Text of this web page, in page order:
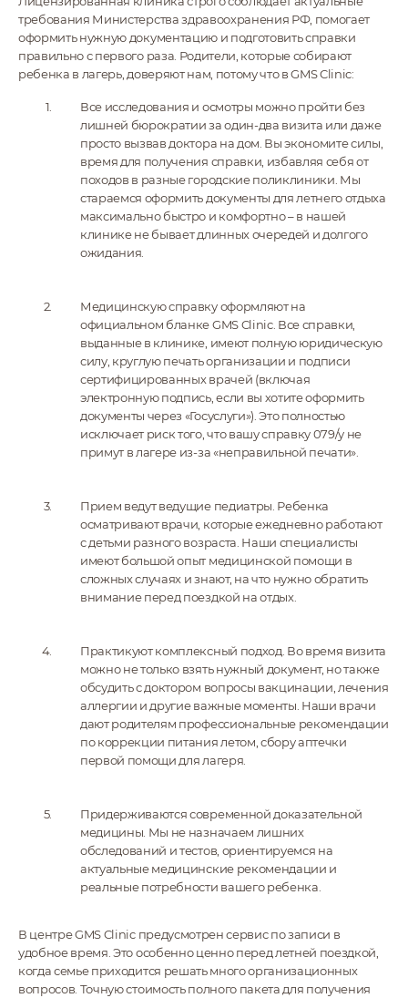
требования Министерства здравоохранения РФ, помогает
оформить нужную документацию и подготовить справки
правильно с первого раза. Родители, которые собирают
ребенка в лагерь, доверяют нам, потому что в GMS Clinic:
Все исследования и осмотры можно пройти без
лишней бюрократии за один-два визита или даже
просто вызвав доктора на дом. Вы экономите силы,
время для получения справки, избавляя себя от
походов в разные городские поликлиники. Мы
стараемся оформить документы для летнего отдыха
максимально быстро и комфортно – в нашей
клинике не бывает длинных очередей и долгого
ожидания.
Медицинскую справку оформляют на
официальном бланке GMS Clinic. Все справки,
выданные в клинике, имеют полную юридическую
силу, круглую печать организации и подписи
сертифицированных врачей (включая
электронную подпись, если вы хотите оформить
документы через «Госуслуги»). Это полностью
исключает риск того, что вашу справку 079/у не
примут в лагере из-за «неправильной печати».
Прием ведут ведущие педиатры. Ребенка
осматривают врачи, которые ежедневно работают
с детьми разного возраста. Наши специалисты
имеют большой опыт медицинской помощи в
сложных случаях и знают, на что нужно обратить
внимание перед поездкой на отдых.
Практикуют комплексный подход. Во время визита
можно не только взять нужный документ, но также
обсудить с доктором вопросы вакцинации, лечения
аллергии и другие важные моменты. Наши врачи
дают родителям профессиональные рекомендации
по коррекции питания летом, сбору аптечки
первой помощи для лагеря.
Придерживаются современной доказательной
медицины. Мы не назначаем лишних
обследований и тестов, ориентируемся на
актуальные медицинские рекомендации и
реальные потребности вашего ребенка.
В центре GMS Clinic предусмотрен сервис по записи в
удобное время. Это особенно ценно перед летней поездкой,
когда семье приходится решать много организационных
вопросов. Точную стоимость полного пакета для получения